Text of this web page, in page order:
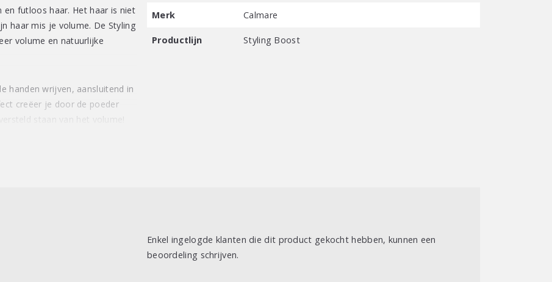
en futloos haar. Het haar is niet
haar mis je volume. De Styling
volume en natuurlijke
handen wrijven, aansluitend in
creëer je door de poeder
staan van het volume!
Merk Calmare
Productlijn Styling Boost
Enkel ingelogde klanten die dit product gekocht hebben, kunnen een
beoordeling schrijven.